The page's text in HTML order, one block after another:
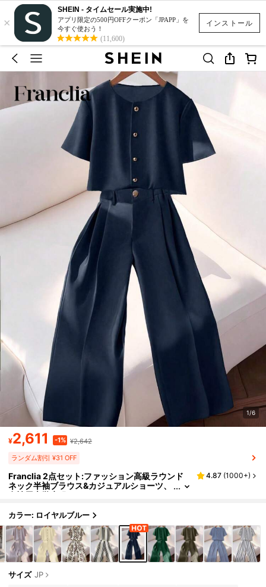
インストール
×
SHEIN - タイムセール実施中!
アプリ限定の500円OFFクーポン「JPAPP」を
今すぐ使おう！
(11,600)
1/6
¥2,611 -1% ¥2,642
ランダム割引 ¥31 OFF
Franclia 2点セット:ファッション高級ラウンド
ネック半袖ブラウス&カジュアルショーツ、
女性用大学生服
4.87 (1000+)
カラー: ロイヤルブルー
サイズ JP